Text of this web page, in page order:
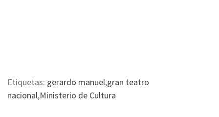
Etiquetas: gerardo manuel,gran teatro
nacional,Ministerio de Cultura